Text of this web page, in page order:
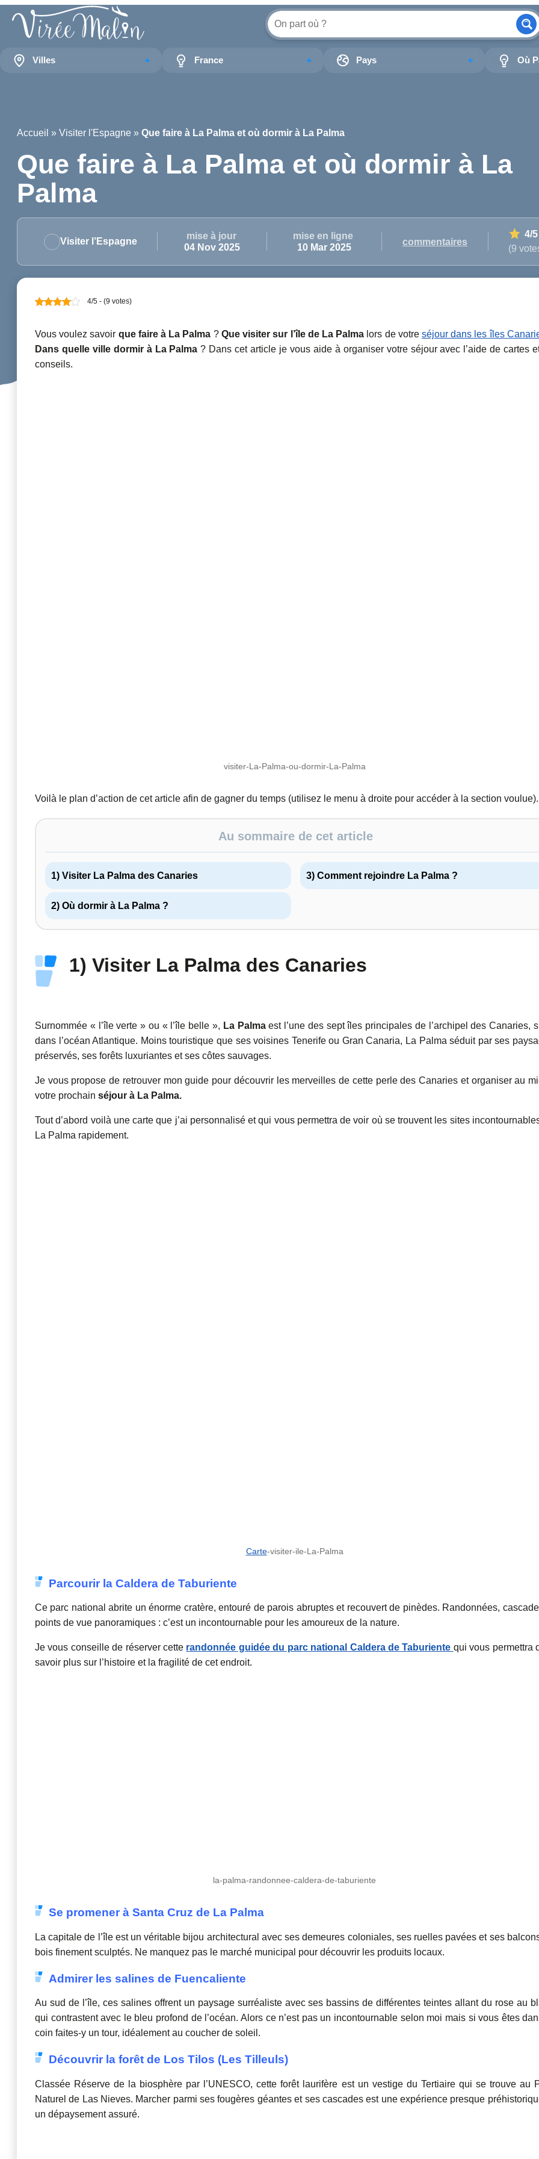
Villes France Pays Où
Accueil » Visiter l'Espagne » Que faire à La Palma et où dormir à La Palma
Que faire à La Palma et où dormir à La
Palma
Visiter l’Espagne
mise à jour
04 Nov 2025
mise en ligne
10 Mar 2025
commentaires
4/5
(9
4/5 - (9 votes)
Vous voulez savoir que faire à La Palma ? Que visiter sur l’île de La Palma lors de votre séjour dans les îles
Dans quelle ville dormir à La Palma ? Dans cet article je vous aide à organiser votre séjour avec l’aide de cartes
conseils.
visiter-La-Palma-ou-dormir-La-Palma
Voilà le plan d’action de cet article afin de gagner du temps (utilisez le menu à droite pour accéder à la section voulue).
Au sommaire de cet article
1) Visiter La Palma des Canaries
2) Où dormir à La Palma ?
3) Comment rejoindre La Palma ?
1) Visiter La Palma des Canaries
Surnommée « l’île verte » ou « l’île belle », La Palmaest l’une des sept îles principales de l’archipel des Canaries,
dans l’océan Atlantique. Moins touristique que ses voisines Tenerife ou Gran Canaria, La Palma séduit par ses
préservés, ses forêts luxuriantes et ses côtes sauvages.
Je vous propose de retrouver mon guide pour découvrir les merveilles de cette perle des Canaries et organiser au
votre prochain séjour à La Palma.
Tout d’abord voilà une carte que j’ai personnalisé et qui vous permettra de voir où se trouvent les sites
La Palma rapidement.
Carte-visiter-ile-La-Palma
Parcourir la Caldera de Taburiente
Ce parc national abrite un énorme cratère, entouré de parois abruptes et recouvert de pinèdes. Randonnées,
points de vue panoramiques : c’est un incontournable pour les amoureux de la nature.
Je vous conseille de réserver cette randonnée guidée du parc national Caldera de Taburiente qui vous permettra
savoir plus sur l’histoire et la fragilité de cet endroit.
la-palma-randonnee-caldera-de-taburiente
Se promener à Santa Cruz de La Palma
La capitale de l’île est un véritable bijou architectural avec ses demeures coloniales, ses ruelles pavées et ses
bois finement sculptés. Ne manquez pas le marché municipal pour découvrir les produits locaux.
Admirer les salines de Fuencaliente
Au sud de l’île, ces salines offrent un paysage surréaliste avec ses bassins de différentes teintes allant du rose au
qui contrastent avec le bleu profond de l’océan. Alors ce n’est pas un incontournable selon moi mais si vous êtes
coin faites-y un tour, idéalement au coucher de soleil.
Découvrir la forêt de Los Tilos (Les Tilleuls)
Classée Réserve de la biosphère par l’UNESCO, cette forêt laurifère est un vestige du Tertiaire qui se trouve au
Naturel de Las Nieves. Marcher parmi ses fougères géantes et ses cascades est une expérience presque
un dépaysement assuré.